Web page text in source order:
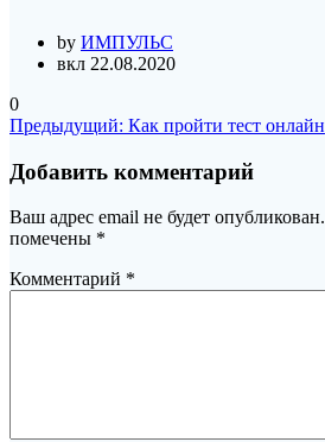
by ИМПУЛЬС
вкл 22.08.2020
0
Навигация
по
записям
Предыдущий: Предыдущая
Как пройти тест онлайн
Добавить комментарий
Ваш адрес email не будет опубликован.
помечены *
Комментарий *